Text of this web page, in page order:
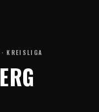
KREISLIGA